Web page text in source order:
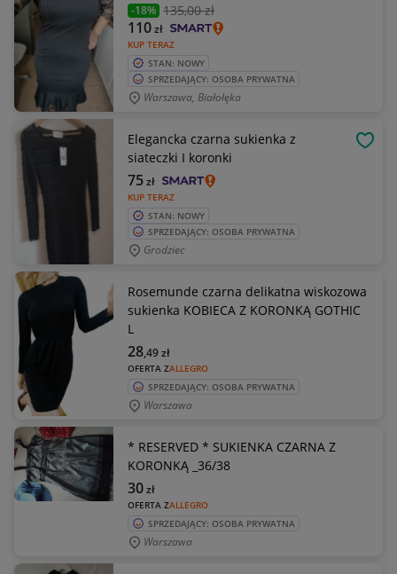
-18% 135,00 zł
KUP TERAZ
110zł
STAN: NOWY
SPRZEDAJĄCY: OSOBA PRYWATNA
Warszawa, Białołęka
Elegancka czarna sukienka z
siateczki I koronki
KUP TERAZ
75zł
STAN: NOWY
SPRZEDAJĄCY: OSOBA PRYWATNA
Grodziec
Rosemunde czarna delikatna wiskozowa
sukienka KOBIECA Z KORONKĄ GOTHIC
L
OFERTA ZALLEGRO
28,49zł
SPRZEDAJĄCY: OSOBA PRYWATNA
Warszawa
* RESERVED * SUKIENKA CZARNA Z
KORONKĄ _36/38
OFERTA ZALLEGRO
30zł
SPRZEDAJĄCY: OSOBA PRYWATNA
Warszawa